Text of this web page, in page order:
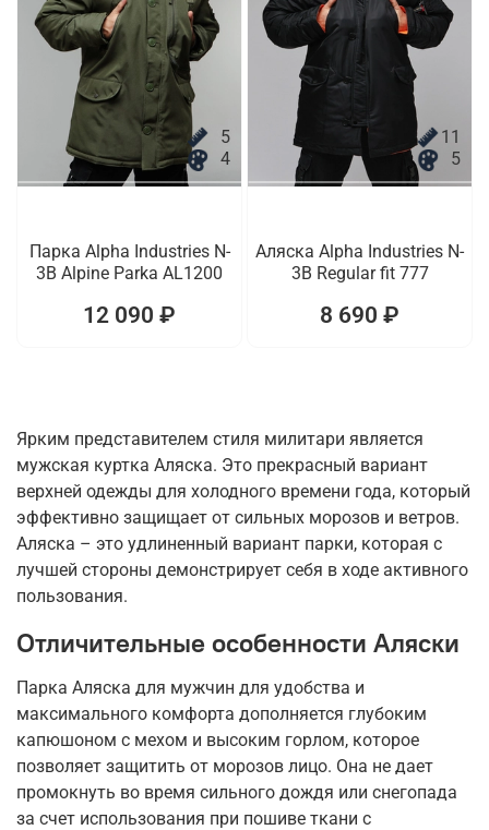
5
4
Парка Alpha Industries N-
3B Alpine Parka AL1200
12 090 ₽
11
5
Аляска Alpha Industries N-
3B Regular fit 777
8 690 ₽
Ярким представителем стиля милитари является
мужская куртка Аляска. Это прекрасный вариант
верхней одежды для холодного времени года, который
эффективно защищает от сильных морозов и ветров.
Аляска – это удлиненный вариант парки, которая с
лучшей стороны демонстрирует себя в ходе активного
пользования.
Отличительные особенности Аляски
Парка Аляска для мужчин для удобства и
максимального комфорта дополняется глубоким
капюшоном с мехом и высоким горлом, которое
позволяет защитить от морозов лицо. Она не дает
промокнуть во время сильного дождя или снегопада
за счет использования при пошиве ткани с